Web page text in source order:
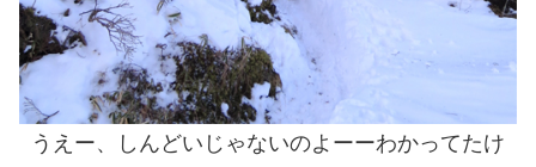
うえー、しんどいじゃないのよーーわかってたけ